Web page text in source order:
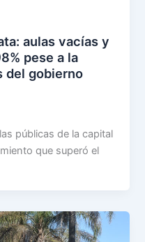
aulas vacías y
pese a la
del gobierno
públicas de la capital
que superó el